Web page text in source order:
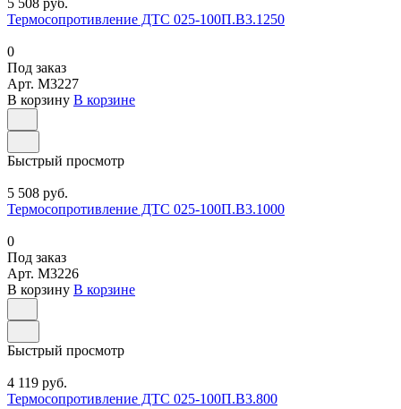
5 508 руб.
Термосопротивление ДТС 025-100П.В3.1250
0
Под заказ
Арт. M3227
В корзину В корзине
Быстрый просмотр
5 508 руб.
Термосопротивление ДТС 025-100П.В3.1000
0
Под заказ
Арт. M3226
В корзину В корзине
Быстрый просмотр
4 119 руб.
Термосопротивление ДТС 025-100П.В3.800